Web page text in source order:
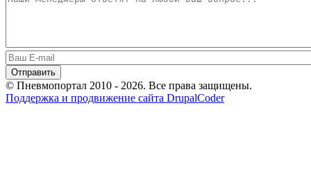
© Пневмопортал 2010 - 2026. Все права защищены.
Поддержка и продвижение сайта DrupalCoder